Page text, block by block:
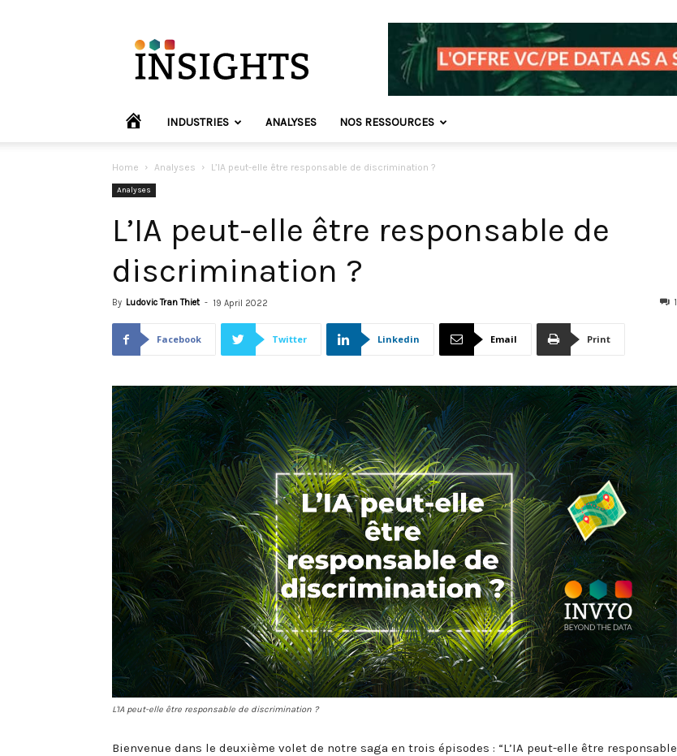
Insights
Europe
HOME INDUSTRIES ANALYSES NOS RESSOURCES
Home Analyses L’IA peut-elle être responsable de discrimination ?
Analyses
L’IA peut-elle être responsable de
discrimination ?
By Ludovic Tran Thiet - 19 April 2022 1
Facebook Twitter Linkedin Email Print
L'IA peut-elle être responsable de discrimination ?
Bienvenue dans le deuxième volet de notre saga en trois épisodes : “L’IA peut-elle être responsable